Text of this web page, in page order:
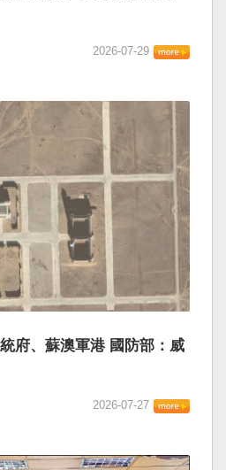
2026-07-29
府、蘇澳軍港 國防部：威
2026-07-27